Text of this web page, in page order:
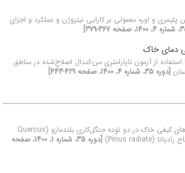
پلیمری و اوره معمولی بر کارایی نیتروژن و عملکرد و اجزای
دمای خاک
از آزمون ناپارامتری من-کندال اصلاح‌شده در مناطق
[دوره 35، شماره 4، 1400، صفحه 429-443]
تغییرپذیری ویژگی های کیفی خاک در دو توده جنگل‌کاری بلند‌مازو (Quercus
[دوره 35، شماره 1، 1400، صفحه